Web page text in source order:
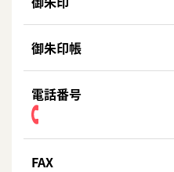
御朱印帳
電話番号
FAX